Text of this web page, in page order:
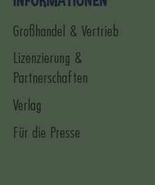
Großhandel & Vertrieb
Lizenzierung &
Partnerschaften
Verlag
Für die Presse